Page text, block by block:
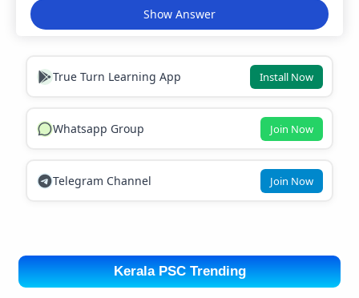
True Turn Learning App Install Now
Whatsapp Group Join Now
Telegram Channel Join Now
Kerala PSC Trending